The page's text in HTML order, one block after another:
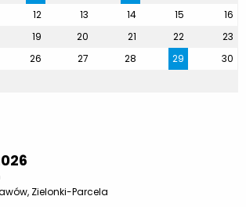
12 13 14 15
16
19 20 21 22
23
26 27 28 29
30
Zielonki-Parcela